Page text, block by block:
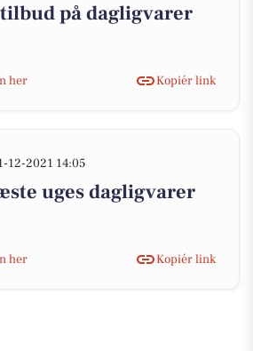
på dagligvarer
her
Kopiér link
12-2021 14:05
uges dagligvarer
her
Kopiér link